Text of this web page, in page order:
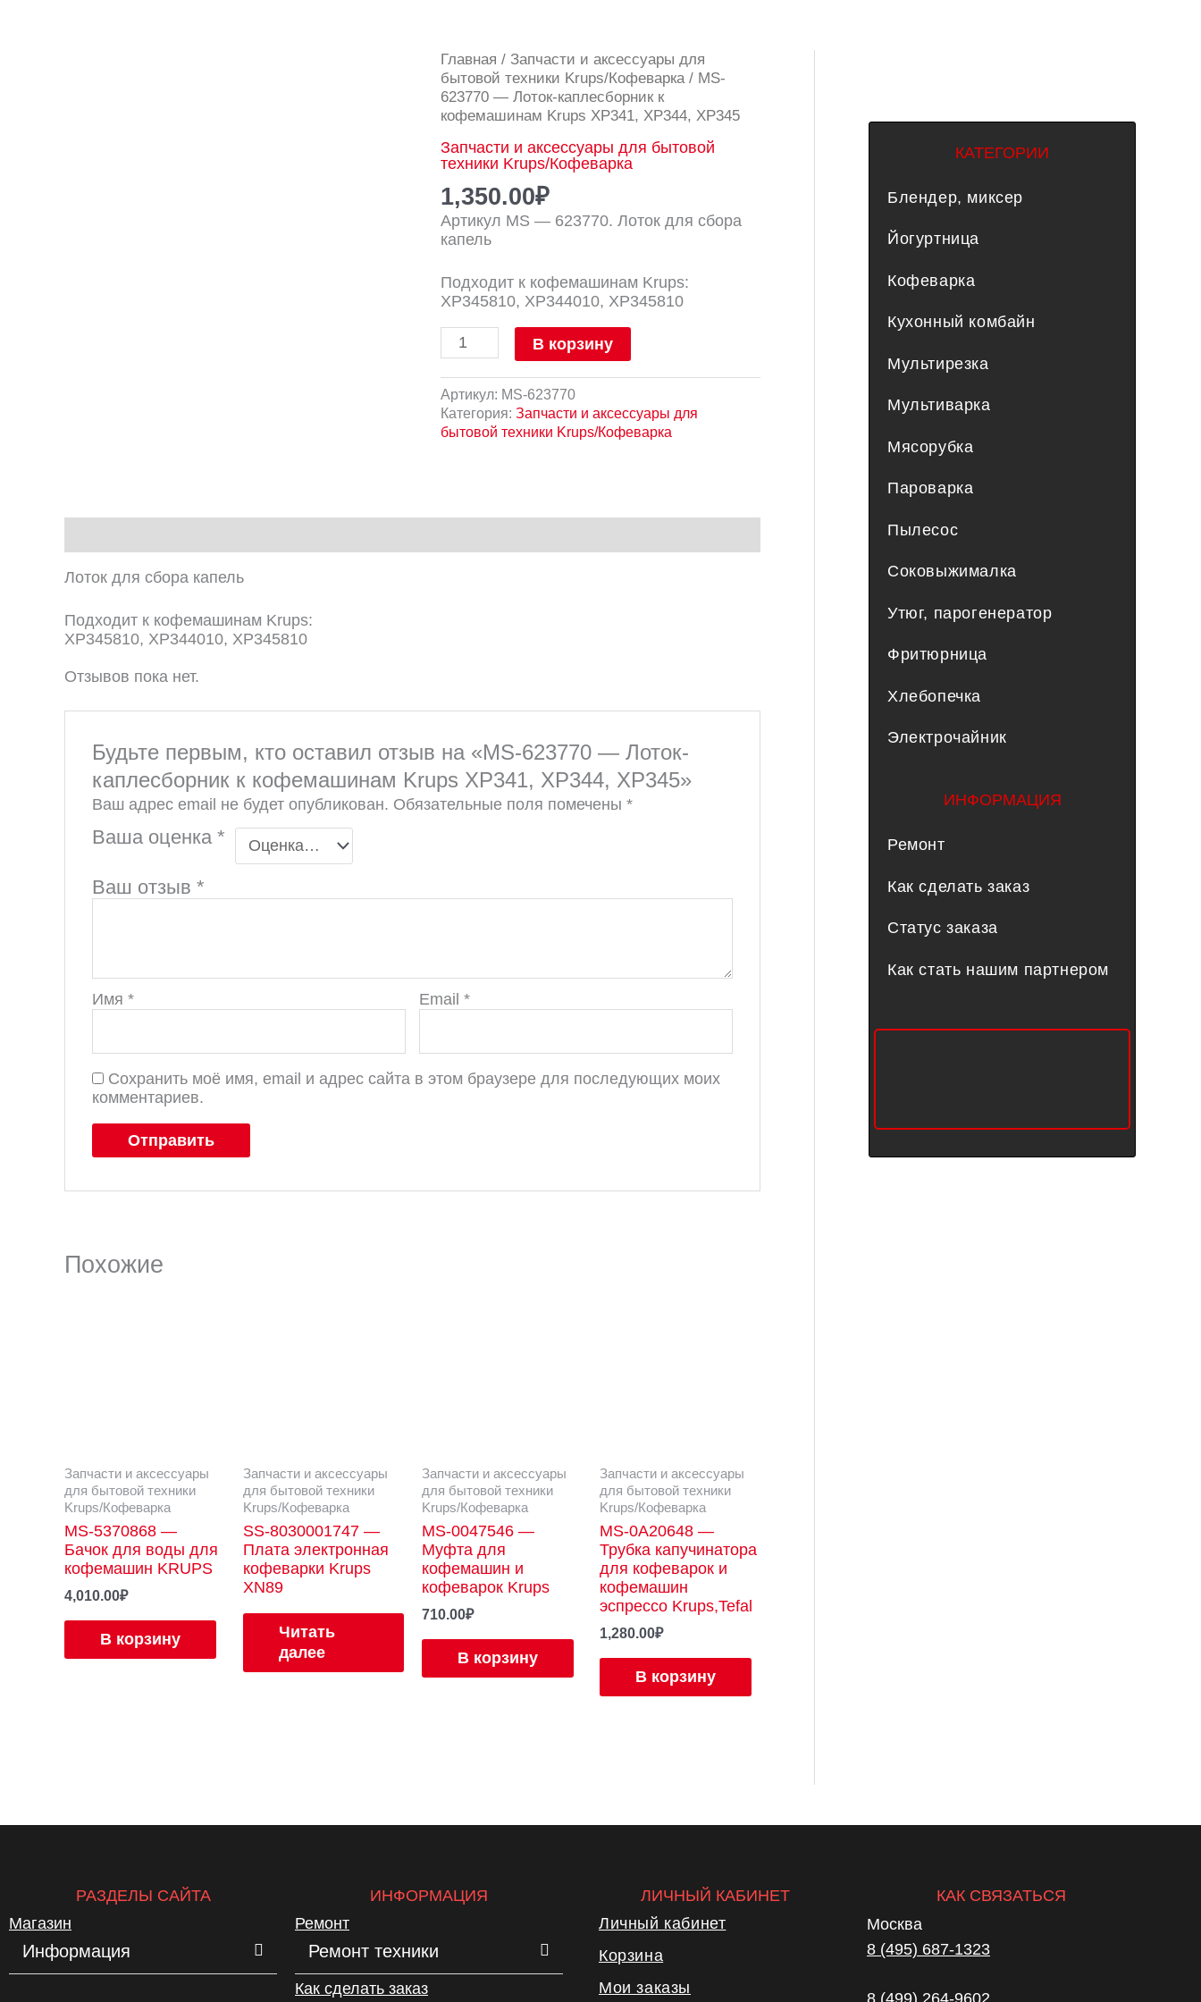
Главная / Запчасти и аксессуары для
бытовой техники Krups/Кофеварка/ MS-
623770 — Лоток-каплесборник к
кофемашинам Krups XP341, XP344, XP345
Запчасти и аксессуары для бытовой
техники Krups/Кофеварка
1,350.00₽
Артикул MS — 623770. Лоток для сбора
капель
Подходит к кофемашинам Krups:
XP345810, XP344010, XP345810
Количество
товара
MS-
623770
Лоток-
каплесборник
к
кофемашинам
Krups
XP341,
XP345
В корзину
Артикул: MS-623770
Категория: Запчасти и аксессуары для
бытовой техники Krups/Кофеварка
Лоток для сбора капель
Подходит к кофемашинам Krups:
XP345810, XP344010, XP345810
Отзывов пока нет.
Будьте первым, кто оставил отзыв на «MS-623770 — Лоток-
каплесборник к кофемашинам Krups XP341, XP344, XP345»
Ваш адрес email не будет опубликован. Обязательные поля помечены*
Ваша оценка*
Ваш отзыв*
Имя* Email *
Сохранить моё имя, email и адрес сайта в этом браузере для последующих моих
комментариев.
Похожие
Запчасти и аксессуары
для бытовой техники
Krups/Кофеварка
MS-5370868 —
Бачок для воды для
кофемашин KRUPS
4,010.00₽
В корзину
Запчасти и аксессуары
для бытовой техники
Krups/Кофеварка
SS-8030001747 —
Плата электронная
кофеварки Krups
XN89
Читать
далее
Запчасти и аксессуары
для бытовой техники
Krups/Кофеварка
MS-0047546 —
Муфта для
кофемашин и
кофеварок Krups
710.00₽
В корзину
Запчасти и аксессуары
для бытовой техники
Krups/Кофеварка
MS-0A20648 —
Трубка капучинатора
для кофеварок и
кофемашин
эспрессо Krups,Tefal
1,280.00₽
В корзину
КАТЕГОРИИ
Блендер, миксер
Йогуртница
Кофеварка
Кухонный комбайн
Мультирезка
Мультиварка
Мясорубка
Пароварка
Пылесос
Соковыжималка
Утюг, парогенератор
Фритюрница
Хлебопечка
Электрочайник
ИНФОРМАЦИЯ
Ремонт
Как сделать заказ
Статус заказа
Как стать нашим партнером
РАЗДЕЛЫ САЙТА
Магазин
Информация
ИНФОРМАЦИЯ
Ремонт
Ремонт техники
Как сделать заказ
ЛИЧНЫЙ КАБИНЕТ
Личный кабинет
Корзина
Мои заказы
КАК СВЯЗАТЬСЯ
Москва
8 (495) 687-1323
8 (499) 264-9602